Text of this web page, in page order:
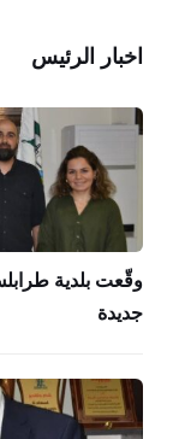
اخبار الرئيس
وقّعت بلدية
جديدة